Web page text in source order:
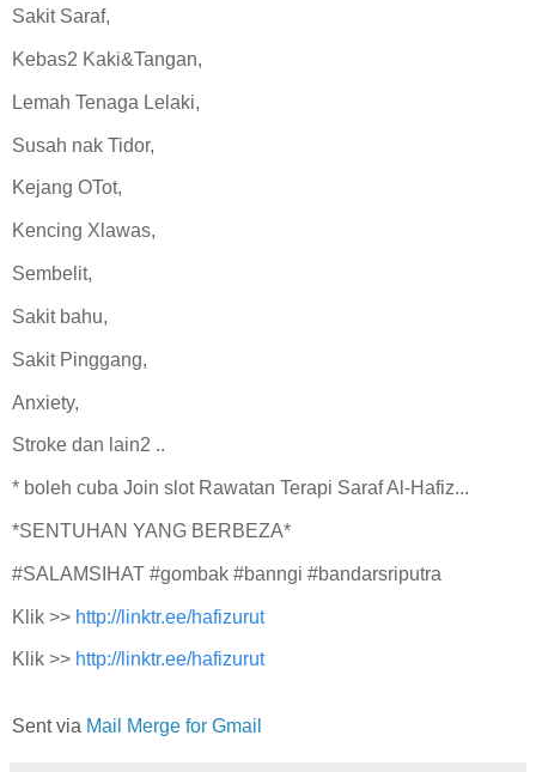
Sakit Saraf,
Kebas2 Kaki&Tangan,
Lemah Tenaga Lelaki,
Susah nak Tidor,
Kejang OTot,
Kencing Xlawas,
Sembelit,
Sakit bahu,
Sakit Pinggang,
Anxiety,
Stroke dan lain2 ..
* boleh cuba Join slot Rawatan Terapi Saraf Al-Hafiz...
*SENTUHAN YANG BERBEZA*
#SALAMSIHAT #gombak #banngi #bandarsriputra
Klik >> http://linktr.ee/hafizurut
Klik >> http://linktr.ee/hafizurut
Sent via Mail Merge for Gmail